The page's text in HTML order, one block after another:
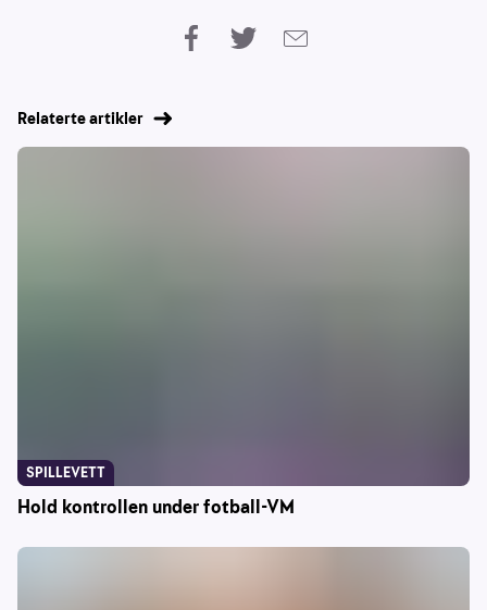
Relaterte artikler
Hold kontrollen under fotball-VM
SPILLEVETT